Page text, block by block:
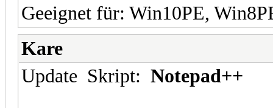
Geeignet für: Win10PE,
Kare
Update Skript: Notepad++